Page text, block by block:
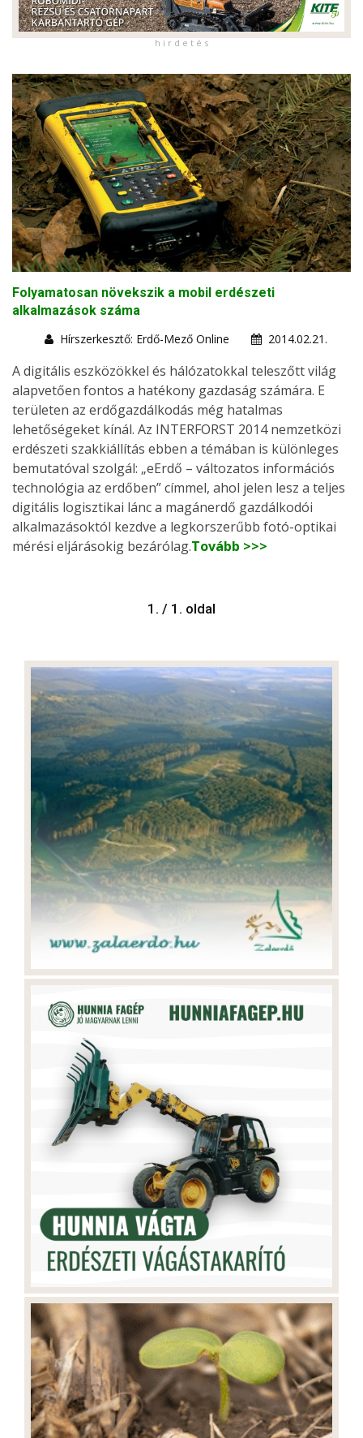
h i r d e t é s
Folyamatosan növekszik a mobil erdészeti
alkalmazások száma
Hírszerkesztő: Erdő-Mező Online
2014.02.21.
A digitális eszközökkel és hálózatokkal teleszőtt világ
alapvetően fontos a hatékony gazdaság számára. E
területen az erdőgazdálkodás még hatalmas
lehetőségeket kínál. Az INTERFORST 2014 nemzetközi
erdészeti szakkiállítás ebben a témában is különleges
bemutatóval szolgál: „eErdő – változatos információs
technológia az erdőben” címmel, ahol jelen lesz a teljes
digitális logisztikai lánc a magánerdő gazdálkodói
alkalmazásoktól kezdve a legkorszerűbb fotó-optikai
mérési eljárásokig bezárólag.Tovább >>>
1. / 1. oldal